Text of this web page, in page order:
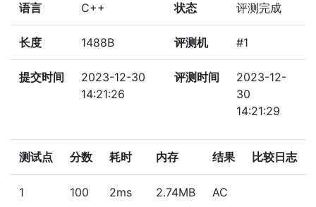
语言 C++ 状态 评测完成
长度 1488B 评测机 #1
提交时间
2023-12-30
14:21:26
评测时间
2023-12-
30
14:21:29
测试点 分数 耗时 内存 结果 比较日志
1 100 2ms 2.74MB AC